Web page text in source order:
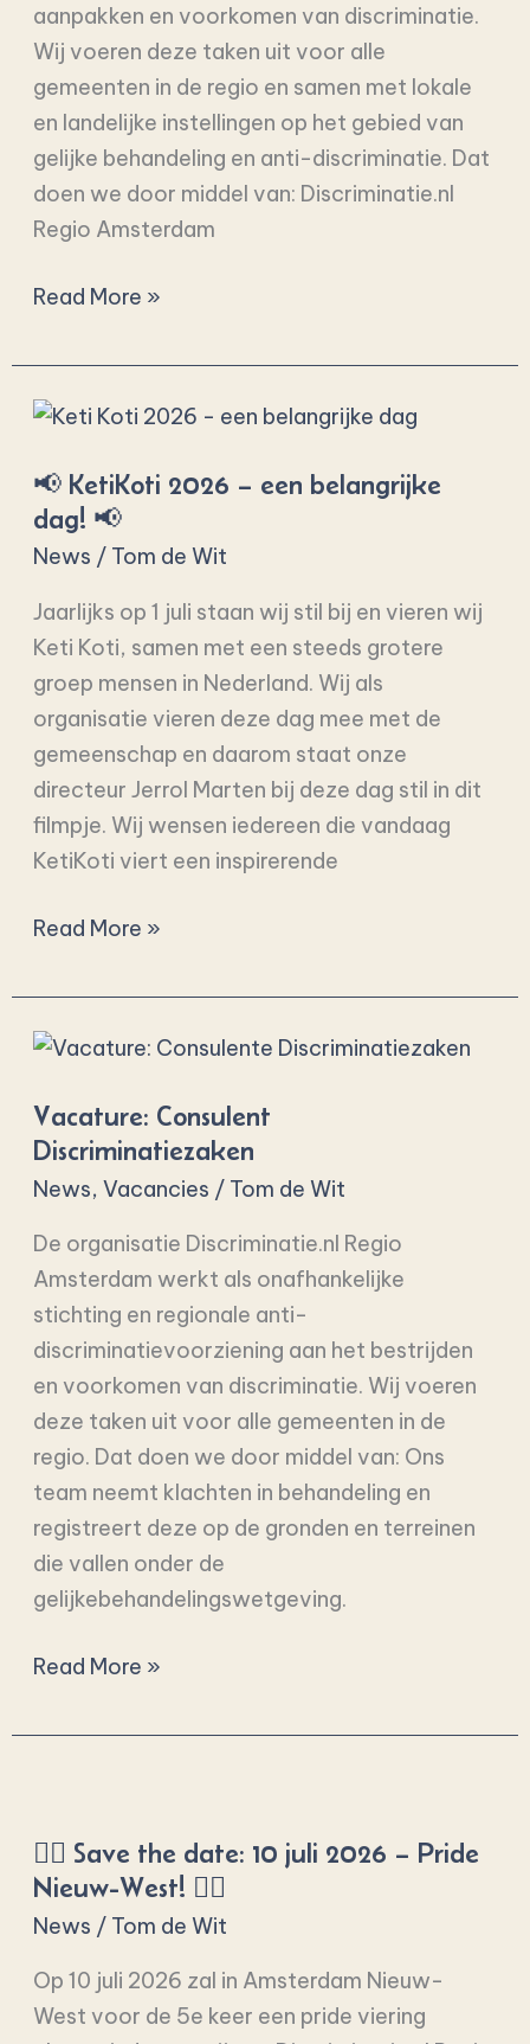
aanpakken en voorkomen van discriminatie.
Wij voeren deze taken uit voor alle
gemeenten in de regio en samen met lokale
en landelijke instellingen op het gebied van
gelijke behandeling en anti-discriminatie. Dat
doen we door middel van: Discriminatie.nl
Regio Amsterdam
Penningmeester)
Read More »
📢 KetiKoti 2026 – een belangrijke
dag! 📢
News / Tom de Wit
Jaarlijks op 1 juli staan wij stil bij en vieren wij
Keti Koti, samen met een steeds grotere
groep mensen in Nederland. Wij als
organisatie vieren deze dag mee met de
gemeenschap en daarom staat onze
directeur Jerrol Marten bij deze dag stil in dit
filmpje. Wij wensen iedereen die vandaag
KetiKoti viert een inspirerende
📢
2026
–
een
dag!
📢
Read More »
Vacature: Consulent
Discriminatiezaken
News,Vacancies / Tom de Wit
De organisatie Discriminatie.nl Regio
Amsterdam werkt als onafhankelijke
stichting en regionale anti-
discriminatievoorziening aan het bestrijden
en voorkomen van discriminatie. Wij voeren
deze taken uit voor alle gemeenten in de
regio. Dat doen we door middel van: Ons
team neemt klachten in behandeling en
registreert deze op de gronden en terreinen
die vallen onder de
gelijkebehandelingswetgeving.
Vacature:
Discriminatiezaken
Read More »
🏳️‍🌈 Save the date: 10 juli 2026 – Pride
Nieuw-West! 🏳️‍🌈
News / Tom de Wit
Op 10 juli 2026 zal in Amsterdam Nieuw-
West voor de 5e keer een pride viering
the
date:
10
2026
–